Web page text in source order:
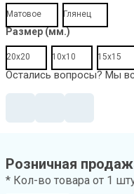
Матовое Глянец
Размер (мм.)
20x20 10x10 15x15
Остались вопросы? Мы
Розничная
* Кол-во товара от 1